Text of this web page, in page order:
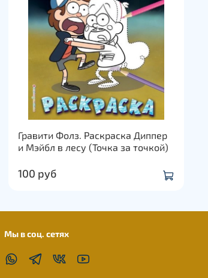
Гравити Фолз. Раскраска Диппер
и Мэйбл в лесу (Точка за точкой)
100 руб
Мы в соц. сетях